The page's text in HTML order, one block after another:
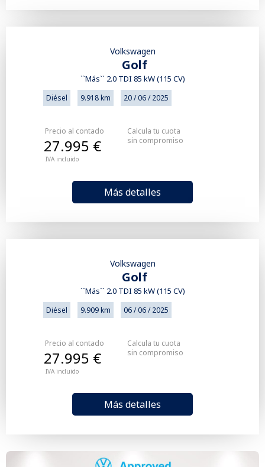
Volkswagen
Golf
``Más`` 2.0 TDI 85 kW (115 CV)
Diésel 9.918 km 20 / 06 / 2025
Precio al contado
IVA incluido
27.995 €
Más detalles
Calcula tu cuota
sin compromiso
Volkswagen
Golf
``Más`` 2.0 TDI 85 kW (115 CV)
Diésel 9.909 km 06 / 06 / 2025
Precio al contado
IVA incluido
27.995 €
Más detalles
Calcula tu cuota
sin compromiso